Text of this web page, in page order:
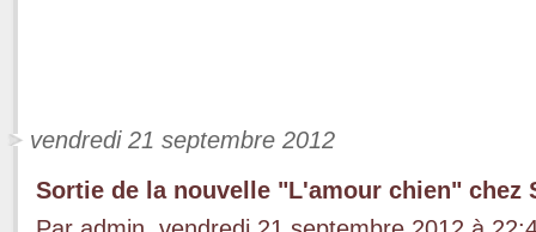
vendredi 21 septembre 2012
Sortie de la nouvelle "L'amour chien" chez